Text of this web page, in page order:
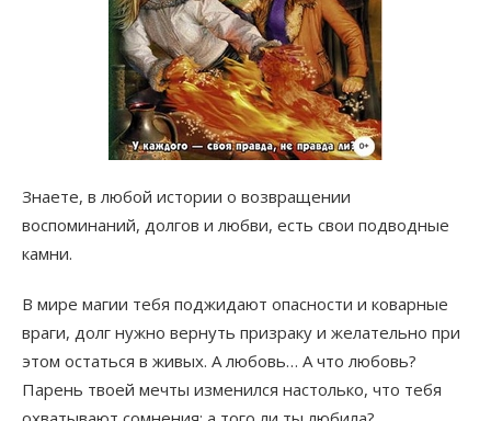
Знаете, в любой истории о возвращении
воспоминаний, долгов и любви, есть свои подводные
камни.
В мире магии тебя поджидают опасности и коварные
враги, долг нужно вернуть призраку и желательно при
этом остаться в живых. А любовь… А что любовь?
Парень твоей мечты изменился настолько, что тебя